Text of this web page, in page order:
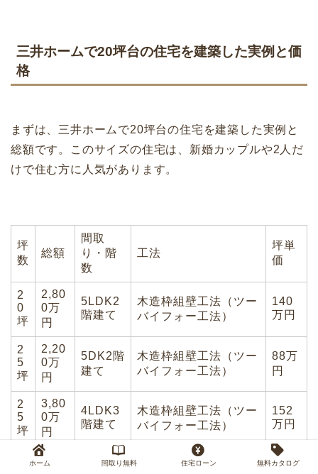
三井ホームで20坪台の住宅を建築した実例と価
格
まずは、三井ホームで20坪台の住宅を建築した実例と
総額です。このサイズの住宅は、新婚カップルや2人だ
けで住む方に人気があります。
坪
数
総額
間取
り・階
数
工法
坪単
価
2
0
坪
2,80
0万
円
5LDK2
階建て
木造枠組壁工法（ツー
バイフォー工法）
140
万円
2
5
坪
2,20
0万
円
5DK2階
建て
木造枠組壁工法（ツー
バイフォー工法）
88万
円
2
5
坪
3,80
0万
円
4LDK3
階建て
木造枠組壁工法（ツー
バイフォー工法）
152
万円
3,50
５LDK3 木造枠組壁工法（ツー
120.
ホーム 間取り無料 住宅ローン 無料カタログ